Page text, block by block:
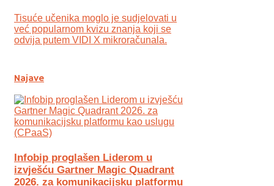
Tisuće učenika moglo je sudjelovati u
već popularnom kvizu znanja koji se
odvija putem VIDI X mikroračunala.
Najave
Infobip proglašen Liderom u
izvješću Gartner Magic Quadrant
2026. za komunikacijsku platformu